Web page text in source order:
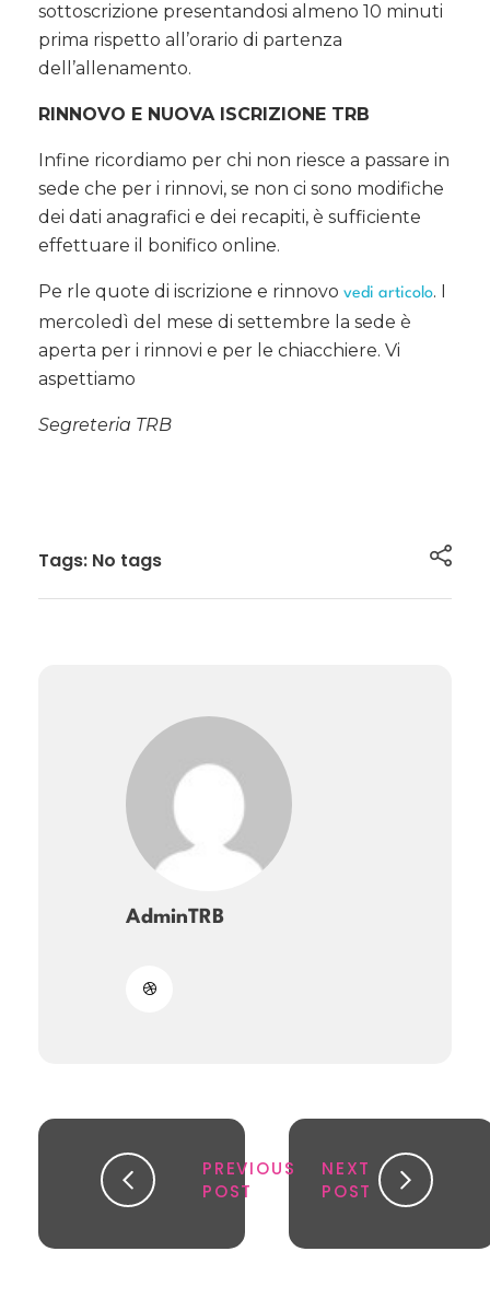
sottoscrizione presentandosi almeno 10 minuti
prima rispetto all’orario di partenza
dell’allenamento.
RINNOVO E NUOVA ISCRIZIONE TRB
Infine ricordiamo per chi non riesce a passare in
sede che per i rinnovi, se non ci sono modifiche
dei dati anagrafici e dei recapiti, è sufficiente
effettuare il bonifico online.
Pe rle quote di iscrizione e rinnovo vedi articolo. I
mercoledì del mese di settembre la sede è
aperta per i rinnovi e per le chiacchiere. Vi
aspettiamo
Segreteria TRB
Tags: No tags
PREVIOUS
POST
NEXT
POST
AdminTRB